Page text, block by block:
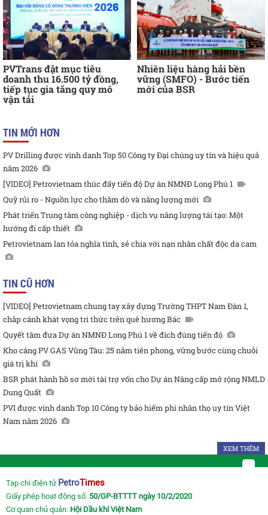
PVTrans đặt mục tiêu
doanh thu 16.500 tỷ đồng,
tiếp tục gia tăng quy mô
vận tải
Nhiên liệu hàng hải bền
vững (SMFO) - Bước tiến
mới của BSR
TIN MỚI HƠN
PV Drilling được vinh danh Top 50 Công ty Đại chúng uy tín và hiệu quả
năm 2026
[VIDEO] Petrovietnam thúc đẩy tiến độ Dự án NMNĐ Long Phú 1
Quỹ rủi ro - Nguồn lực cho thăm dò và năng lượng mới
Phát triển Trung tâm công nghiệp - dịch vụ năng lượng tái tạo: Một
hướng đi cấp thiết
Petrovietnam lan tỏa nghĩa tình, sẻ chia với nạn nhân chất độc da cam
TIN CŨ HƠN
[VIDEO] Petrovietnam chung tay xây dựng Trường THPT Nam Đàn 1,
chắp cánh khát vọng tri thức trên quê hương Bác
Quyết tâm đưa Dự án NMNĐ Long Phú 1 về đích đúng tiến độ
Kho cảng PV GAS Vũng Tàu: 25 năm tiên phong, vững bước cùng chuỗi
giá trị khí
BSR phát hành hồ sơ mời tài trợ vốn cho Dự án Nâng cấp mở rộng NMLD
Dung Quất
PVI được vinh danh Top 10 Công ty bảo hiểm phi nhân thọ uy tín Việt
Nam năm 2026
XEM THÊM
Tạp chí điện tử PetroTimes
Giấy phép hoạt động số: 50/GP-BTTTT ngày 10/2/2020
Cơ quan chủ quản: Hội Dầu khí Việt Nam